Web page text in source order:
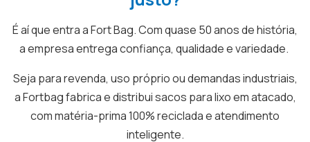
É aí que entra a Fort Bag. Com quase 50 anos de história,
a empresa entrega confiança, qualidade e variedade.
Seja para revenda, uso próprio ou demandas industriais,
a Fortbag fabrica e distribui sacos para lixo em atacado,
com matéria-prima 100% reciclada e atendimento
inteligente.